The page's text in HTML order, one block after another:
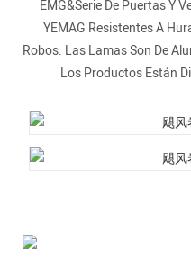
EMG&Serie De Puertas Y
YEMAG Resistentes A
Robos. Las Lamas Son De
Los Productos Están